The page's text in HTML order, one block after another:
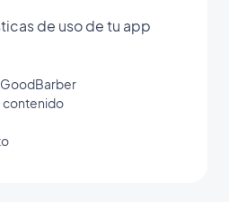
de uso de tu app
contenido